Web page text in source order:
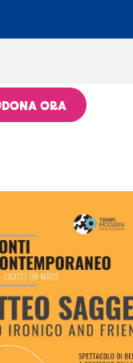
DONA ORA